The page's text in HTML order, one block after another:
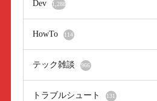
Dev 1,288
HowTo 114
テック雑談 966
トラブルシュート 131